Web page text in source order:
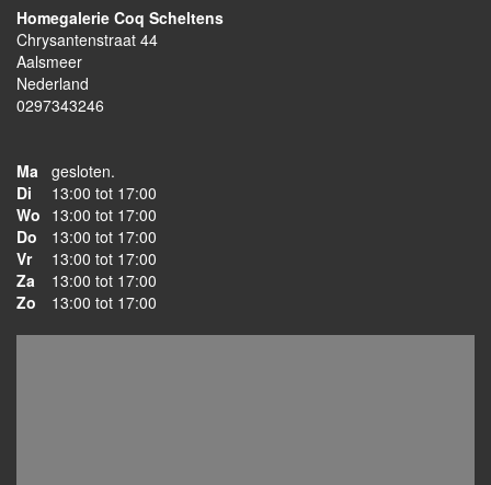
Homegalerie Coq Scheltens
Chrysantenstraat 44
Aalsmeer
Nederland
0297343246
Ma gesloten.
Di
13:00 tot 17:00
Wo 13:00 tot 17:00
Do
13:00 tot 17:00
Vr
13:00 tot 17:00
Za
13:00 tot 17:00
Zo
13:00 tot 17:00